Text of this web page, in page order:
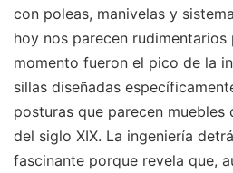
con poleas, manivelas y
hoy nos parecen rudimentarios
momento fueron el pico de la
sillas diseñadas
posturas que parecen
del siglo XIX. La ingeniería
fascinante porque revela que,